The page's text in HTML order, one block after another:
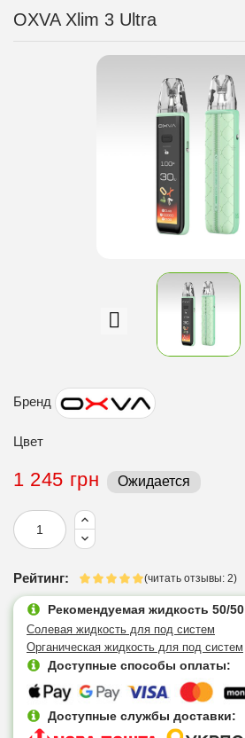
OXVA Xlim 3 Ultra
Бренд
Цвет
1 245 грн Ожидается
Рейтинг: (читать отзывы: 2)
Рекомендуемая жидкость 50/50
Солевая жидкость для под систем
Органическая жидкость для под систем
Доступные способы оплаты:
Доступные службы доставки: